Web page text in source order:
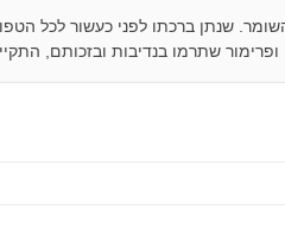
שנתן ברכתו לפני כעשור לכל
שתרמו בנדיבות ובזכותם,